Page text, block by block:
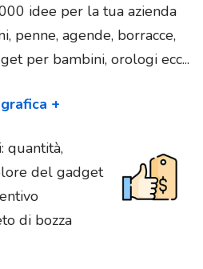
idee per la tua azienda
penne, agende, borracce,
per bambini, orologi ecc...
+
quantità,
del gadget
di bozza